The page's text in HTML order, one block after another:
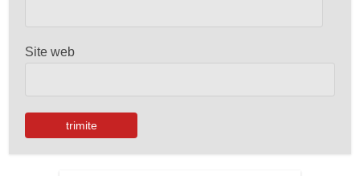
Site web